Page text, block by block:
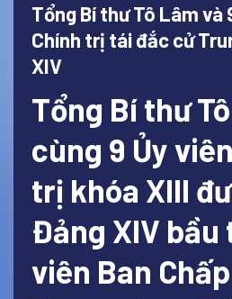
Tổng Bí thư Tô Lâm và
Chính trị tái đắc cử
XIV
Tổng Bí thư
cùng 9 Ủy
trị khóa XIII
Đảng XIV bầu
viên Ban